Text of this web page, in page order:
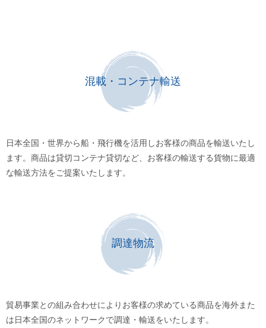
混載・コンテナ輸送
日本全国・世界から船・飛行機を活用しお客様の商品を輸送いたし
ます。商品は貸切コンテナ貸切など、お客様の輸送する貨物に最適
な輸送方法をご提案いたします。
調達物流
貿易事業との組み合わせによりお客様の求めている商品を海外また
は日本全国のネットワークで調達・輸送をいたします。